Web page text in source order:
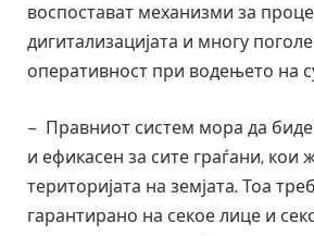
воспостават механизми за
дигитализацијата и многу
оперативност при водењето на
– Правниот систем мора да
и ефикасен за сите граѓани, кои
територијата на земјата. Тоа
гарантирано на секое лице и